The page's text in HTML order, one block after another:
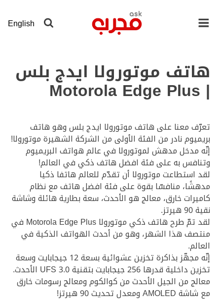
المحتوى English
هاتف موتورولا ايدج بلس
| Motorola Edge Plus
تعرّف معنا على هاتف موتورولا ايدج بلس وهو هاتف
بريميوم نادر من الفئة الأولى من الشركة الشهيرة موتورولا!
إنّه مدخل مدهش لموتورولا في عالم هواتف البريميوم
وتنافس به على فئة افضل هاتف ذكي في العالم!
لقد استطاعت موتورولا أن تقدّم للعالم هاتفا ذكيا
مدهشًا، منافسّا بقوة على فئة افضل هاتف مع نظام
كاميرات خارق، معالج هو الأحدث، سعة بطارية هائلة وشاشة
نقية 90 هيرتز.
لقد تمّ طرح هاتف ذكي موتورولا Motorola Edge Plus في
منتصف هذا الشهر، وهو من أحدث الهواتف الذكية في
العالم.
إنّه مجهّز بذاكرة تخزين عشوائية بسعة 12 جيجابايت وسعة
تخزين داخلية قدرها 256 جيجابايت بتقنية UFS 3.0 الأحدث.
معالج من الجيل الأحدث من كوالكوم ومعالج رسومات خارق
مع شاشة AMOLED ومعدل تحديث 90 هيرتز!